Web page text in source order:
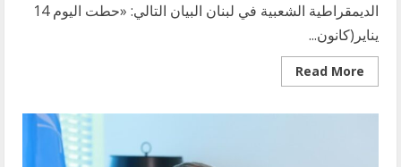
الديمقراطية الشعبية في لبنان البيان التالي: «حطت اليوم 14
يناير(كانون...
Read More
Read
more